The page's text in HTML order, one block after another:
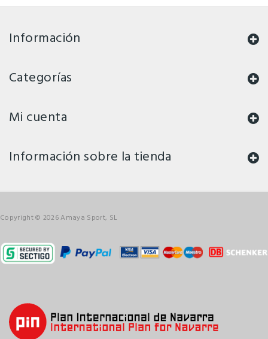
Información
Categorías
Mi cuenta
Información sobre la tienda
Copyright © 2026 Amaya Sport, SL